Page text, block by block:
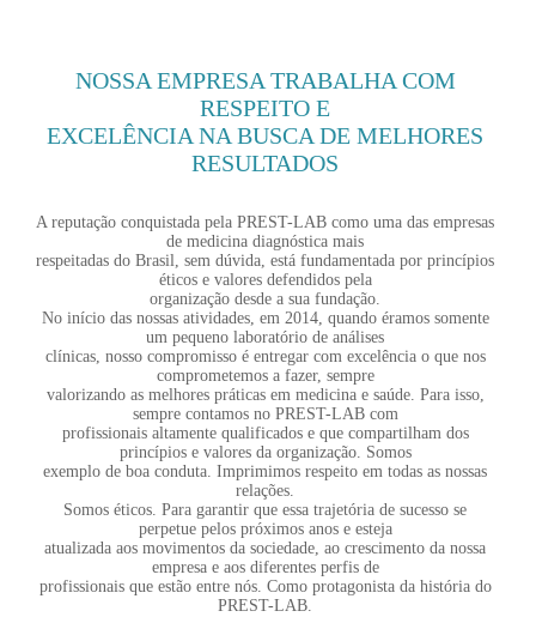
NOSSA EMPRESA TRABALHA COM
RESPEITO E
EXCELÊNCIA NA BUSCA DE MELHORES
RESULTADOS
A reputação conquistada pela PREST-LAB como uma das empresas
de medicina diagnóstica mais
respeitadas do Brasil, sem dúvida, está fundamentada por princípios
éticos e valores defendidos pela
organização desde a sua fundação.
No início das nossas atividades, em 2014, quando éramos somente
um pequeno laboratório de análises
clínicas, nosso compromisso é entregar com excelência o que nos
comprometemos a fazer, sempre
valorizando as melhores práticas em medicina e saúde. Para isso,
sempre contamos no PREST-LAB com
profissionais altamente qualificados e que compartilham dos
princípios e valores da organização. Somos
exemplo de boa conduta. Imprimimos respeito em todas as nossas
relações.
Somos éticos. Para garantir que essa trajetória de sucesso se
perpetue pelos próximos anos e esteja
atualizada aos movimentos da sociedade, ao crescimento da nossa
empresa e aos diferentes perfis de
profissionais que estão entre nós. Como protagonista da história do
PREST-LAB.